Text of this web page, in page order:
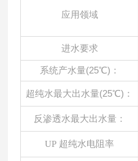
应用领域
进水要求
系统产水量(25℃)：
超纯水最大出水量(25℃)：
反渗透水最大出水量：
UP 超纯水电阻率